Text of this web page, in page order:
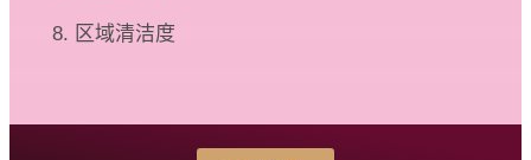
区域清洁度